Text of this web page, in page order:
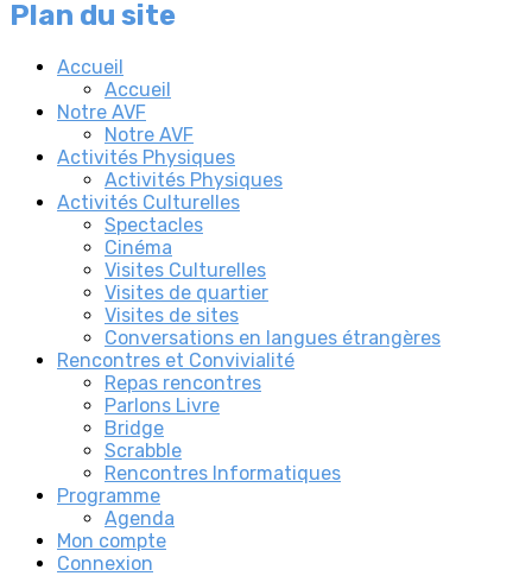
Plan du site
Accueil
Accueil
Notre AVF
Notre AVF
Activités Physiques
Activités Physiques
Activités Culturelles
Spectacles
Cinéma
Visites Culturelles
Visites de quartier
Visites de sites
Conversations en langues étrangères
Rencontres et Convivialité
Repas rencontres
Parlons Livre
Bridge
Scrabble
Rencontres Informatiques
Programme
Agenda
Mon compte
Connexion